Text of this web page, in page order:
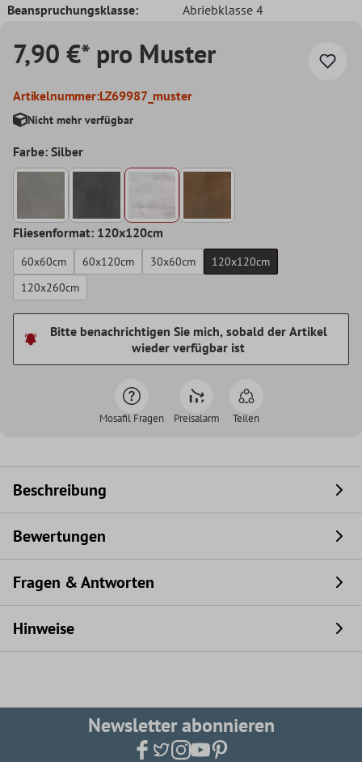
Beanspruchungsklasse:
Abriebklasse 4
7,90 €* pro Muster
Artikelnummer:LZ69987_muster
Nicht mehr verfügbar
Farbe: Silber
Fliesenformat: 120x120cm
60x60cm 60x120cm 30x60cm
120x120cm
120x260cm
Bitte benachrichtigen Sie mich, sobald der Artikel
wieder verfügbar ist
Mosafil Fragen Preisalarm Teilen
Beschreibung
Bewertungen
Fragen & Antworten
Hinweise
Newsletter abonnieren